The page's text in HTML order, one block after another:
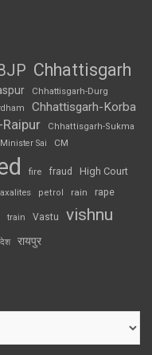
Chhattisgarh
Chhattisgarh-Durg
Chhattisgarh-Korba
Chhattisgarh-Sukma
Sai CM
fire fraud High Court
petrol rain rape
train Vastu vishnu
रायपुर